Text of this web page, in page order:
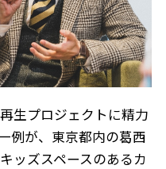
生プロジェクトに精力
例が、東京都内の葛西
ッズスペースのあるカ